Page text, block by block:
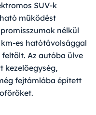
SUV-k
működést
nélkül
es hatótávolsággal
Az autóba ülve
kezelőegység,
fejtámlába épített